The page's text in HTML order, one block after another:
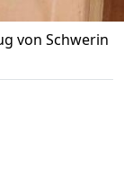
von Schwerin